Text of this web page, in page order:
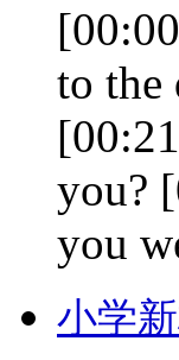
to the
you?
you
小学